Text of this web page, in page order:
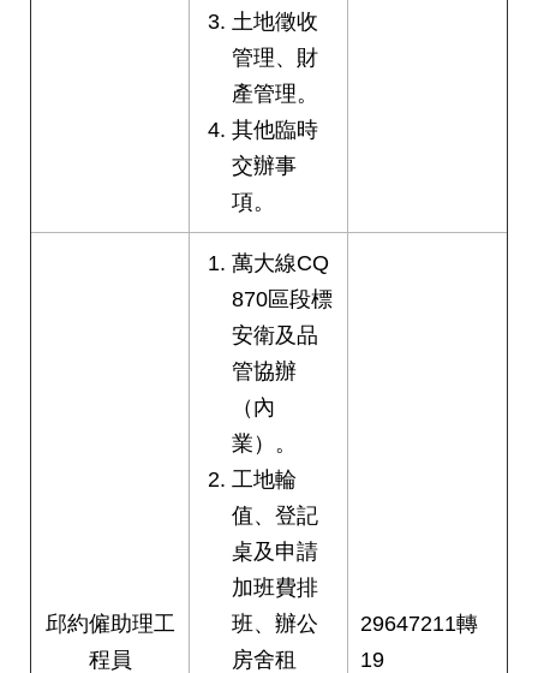
土地徵收
管理、財
產管理。
其他臨時
交辦事
項。
邱約僱助理工
程員
萬大線CQ
870區段標
安衛及品
管協辦
（內
業）。
工地輪
值、登記
桌及申請
加班費排
班、辦公
房舍租
29647211轉
19